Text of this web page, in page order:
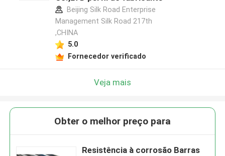
Beijing Silk Road Enterprise
Management Silk Road 217th
,CHINA
5.0
Fornecedor verificado
Veja mais
Obter o melhor preço para
Resistência à corrosão Barras